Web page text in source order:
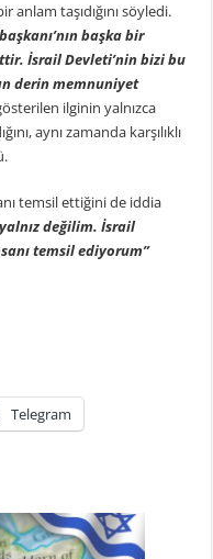
taşıdığını söyledi.
başka bir
İsrail Devleti’nin bizi bu
derin memnuniyet
ilginin yalnızca
aynı zamanda karşılıklı
temsil ettiğini de iddia
değilim. İsrail
temsil ediyorum”
Telegram